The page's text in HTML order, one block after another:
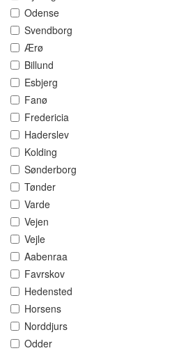
Odense
Svendborg
Ærø
Billund
Esbjerg
Fanø
Fredericia
Haderslev
Kolding
Sønderborg
Tønder
Varde
Vejen
Vejle
Aabenraa
Favrskov
Hedensted
Horsens
Norddjurs
Odder